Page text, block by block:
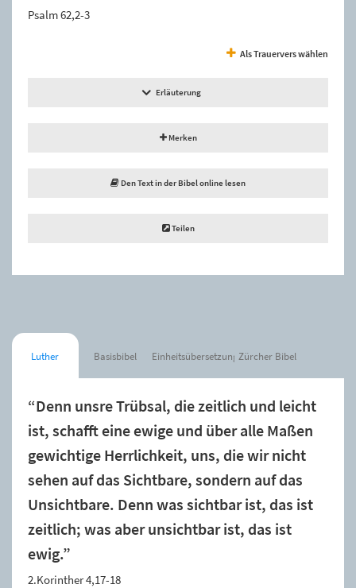
Psalm 62,2-3
Als Trauervers wählen
Erläuterung
Merken
Den Text in der Bibel online lesen
Teilen
Luther Basisbibel Einheitsübersetzung Zürcher Bibel
“Denn unsre Trübsal, die zeitlich und leicht
ist, schafft eine ewige und über alle Maßen
gewichtige Herrlichkeit, uns, die wir nicht
sehen auf das Sichtbare, sondern auf das
Unsichtbare. Denn was sichtbar ist, das ist
zeitlich; was aber unsichtbar ist, das ist
ewig.”
2.Korinther 4,17-18